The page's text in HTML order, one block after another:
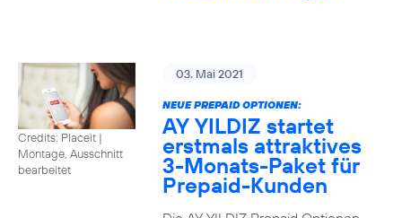
Credits: Placeit |
Montage, Ausschnitt
bearbeitet
03. Mai 2021
NEUE PREPAID OPTIONEN:
AY YILDIZ startet
erstmals attraktives
3-Monats-Paket für
Prepaid-Kunden